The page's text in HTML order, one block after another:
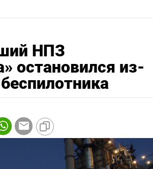
НПЗ
остановился из-